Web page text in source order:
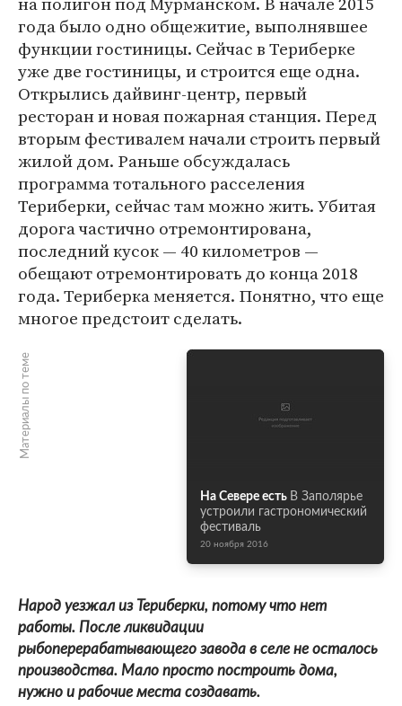
года было одно общежитие, выполнявшее
функции гостиницы. Сейчас в Териберке
уже две гостиницы, и строится еще одна.
Открылись дайвинг-центр, первый
ресторан и новая пожарная станция. Перед
вторым фестивалем начали строить первый
жилой дом. Раньше обсуждалась
программа тотального расселения
Териберки, сейчас там можно жить. Убитая
дорога частично отремонтирована,
последний кусок — 40 километров —
обещают отремонтировать до конца 2018
года. Териберка меняется. Понятно, что еще
многое предстоит сделать.
Материалы по теме
На Севере есть В Заполярье
устроили гастрономический
фестиваль
20 ноября 2016
Народ уезжал из Териберки, потому что нет
работы. После ликвидации
рыбоперерабатывающего завода в селе не осталось
производства. Мало просто построить дома,
нужно и рабочие места создавать.